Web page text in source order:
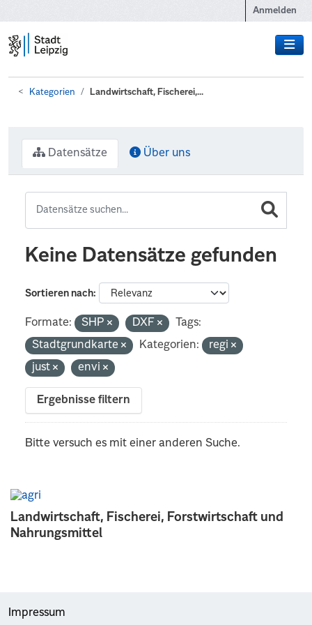
Anmelden
Kategorien Landwirtschaft, Fischerei,...
Landwirtschaft, Fischerei, Forstwirtschaft und
Nahrungsmittel
Datensätze Über uns
Keine Datensätze gefunden
Sortieren nach
Formate: SHP DXF
Tags:
Stadtgrundkarte
Kategorien:
regi
just
envi
Ergebnisse filtern
Bitte versuch es mit einer anderen Suche.
Impressum